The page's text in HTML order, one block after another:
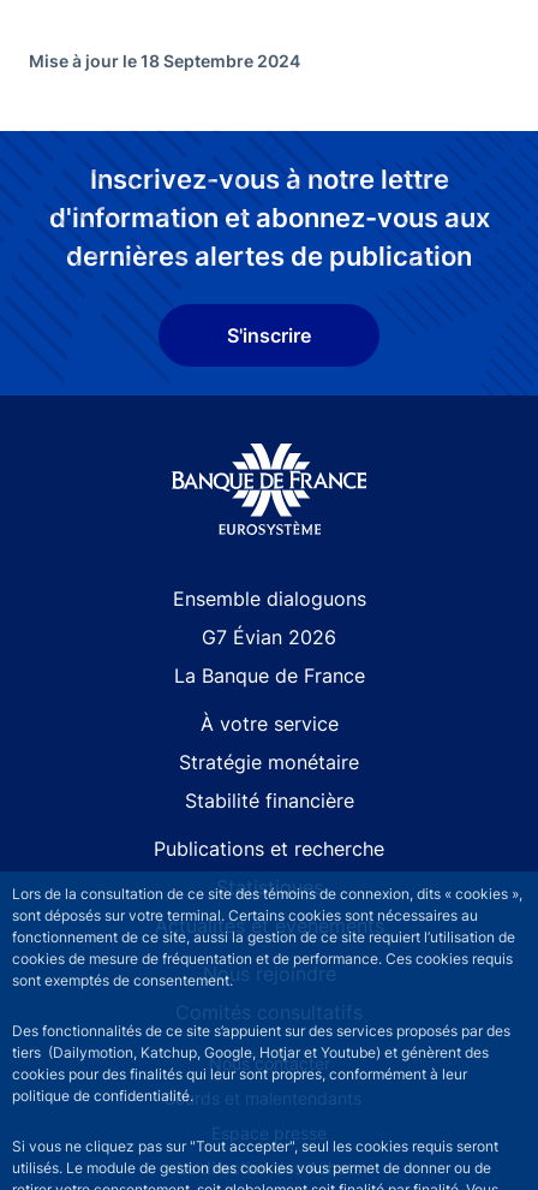
Lors de la consultation de ce site des témoins de connexion, dits « cookies »,
sont déposés sur votre terminal. Certains cookies sont nécessaires au
fonctionnement de ce site, aussi la gestion de ce site requiert l’utilisation de
cookies de mesure de fréquentation et de performance. Ces cookies requis
sont exemptés de consentement.
Des fonctionnalités de ce site s’appuient sur des services proposés par des
tiers (Dailymotion, Katchup, Google, Hotjar et Youtube) et génèrent des
cookies pour des finalités qui leur sont propres, conformément à leur
politique de confidentialité.
Si vous ne cliquez pas sur "Tout accepter", seul les cookies requis seront
utilisés. Le module de gestion des cookies vous permet de donner ou de
Mise à jour le 18 Septembre 2024
Inscrivez-vous à notre lettre
d'information et abonnez-vous aux
dernières alertes de publication
S'inscrire
Ensemble dialoguons
G7 Évian 2026
La Banque de France
À votre service
Stratégie monétaire
Stabilité financière
Publications et recherche
Statistiques
Actualités et événements
Nous rejoindre
Comités consultatifs
Footer secondary menuNous contacter
Sourds et malentendants
Espace presse
La direction des Achats